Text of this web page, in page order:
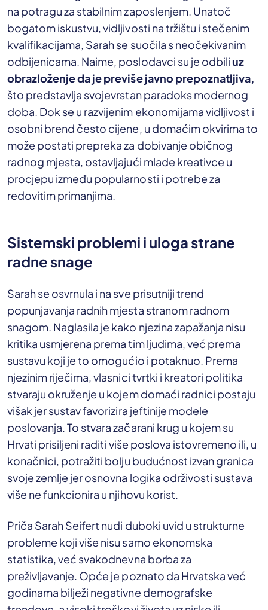
na potragu za stabilnim zaposlenjem. Unatoč
bogatom iskustvu, vidljivosti na tržištu i stečenim
kvalifikacijama, Sarah se suočila s neočekivanim
odbijenicama. Naime, poslodavci su je odbiliuz
obrazloženje da je previše javno prepoznatljiva,
što predstavlja svojevrstan paradoks modernog
doba. Dok se u razvijenim ekonomijama vidljivost i
osobni brend često cijene, u domaćim okvirima to
može postati prepreka za dobivanje običnog
radnog mjesta, ostavljajući mlade kreativce u
procjepu između popularnosti i potrebe za
redovitim primanjima.
Sistemski problemi i uloga strane
radne snage
Sarah se osvrnula i na sve prisutniji trend
popunjavanja radnih mjesta stranom radnom
snagom. Naglasila je kako njezina zapažanja nisu
kritika usmjerena prema tim ljudima, već prema
sustavu koji je to omogućio i potaknuo. Prema
njezinim riječima, vlasnici tvrtki i kreatori politika
stvaraju okruženje u kojem domaći radnici postaju
višak jer sustav favorizira jeftinije modele
poslovanja. To stvara začarani krug u kojem su
Hrvati prisiljeni raditi više poslova istovremeno ili, u
konačnici, potražiti bolju budućnost izvan granica
svoje zemlje jer osnovna logika održivosti sustava
više ne funkcionira u njihovu korist.
Priča Sarah Seifert nudi duboki uvid u strukturne
probleme koji više nisu samo ekonomska
statistika, već svakodnevna borba za
preživljavanje. Opće je poznato da Hrvatska već
godinama bilježi negativne demografske